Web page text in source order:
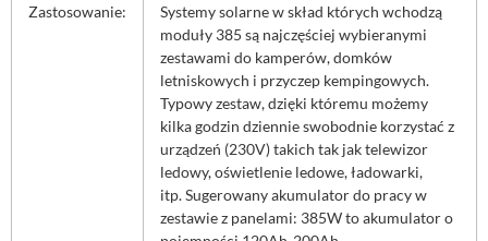
Zastosowanie:
Systemy solarne w skład których wchodzą
moduły 385 są najczęściej wybieranymi
zestawami do kamperów, domków
letniskowych i przyczep kempingowych.
Typowy zestaw, dzięki któremu możemy
kilka godzin dziennie swobodnie korzystać z
urządzeń (230V) takich tak jak telewizor
ledowy, oświetlenie ledowe, ładowarki,
itp. Sugerowany akumulator do pracy w
zestawie z panelami: 385W to akumulator o